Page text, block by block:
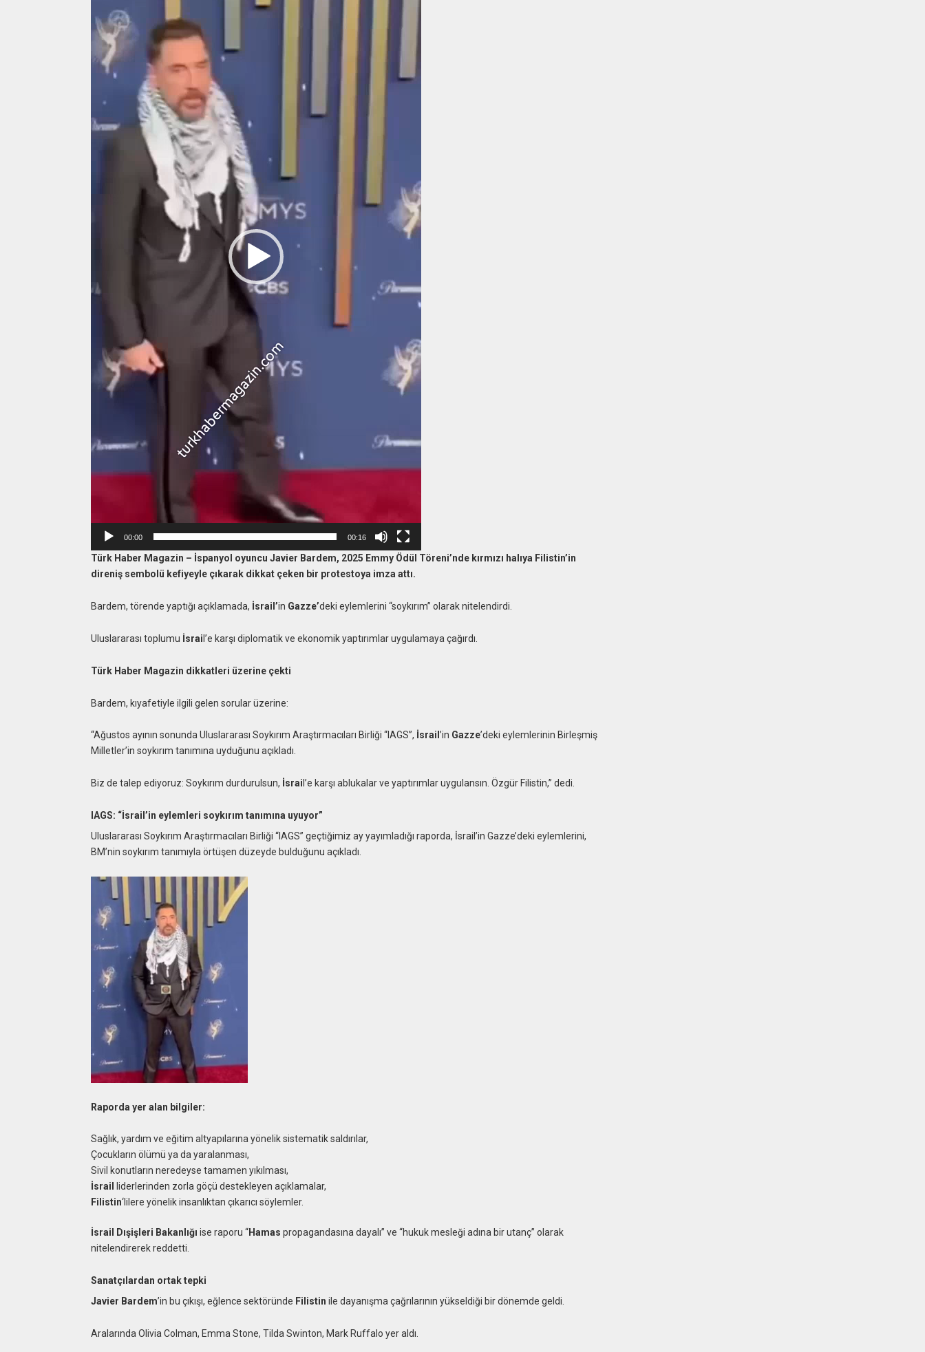
00:00 00:16
Türk Haber Magazin – İspanyol oyuncu Javier Bardem, 2025 Emmy Ödül Töreni’nde kırmızı halıya Filistin’in
direniş sembolü kefiyeyle çıkarak dikkat çeken bir protestoya imza attı.
Bardem, törende yaptığı açıklamada, İsrail’in Gazze’deki eylemlerini “soykırım” olarak nitelendirdi.
Uluslararası toplumu İsrai l’e karşı diplomatik ve ekonomik yaptırımlar uygulamaya çağırdı.
Türk Haber Magazin dikkatleri üzerine çekti
Bardem, kıyafetiyle ilgili gelen sorular üzerine:
“Ağustos ayının sonunda Uluslararası Soykırım Araştırmacıları Birliği “IAGS”, İsrail ’in Gazze’deki eylemlerinin Birleşmiş
Milletler’in soykırım tanımına uyduğunu açıkladı.
Biz de talep ediyoruz: Soykırım durdurulsun, İsrai l’e karşı ablukalar ve yaptırımlar uygulansın. Özgür Filistin,” dedi.
IAGS: “İsrail’in eylemleri soykırım tanımına uyuyor”
Uluslararası Soykırım Araştırmacıları Birliği “IAGS” geçtiğimiz ay yayımladığı raporda, İsrail’in Gazze’deki eylemlerini,
BM’nin soykırım tanımıyla örtüşen düzeyde bulduğunu açıkladı.
Raporda yer alan bilgiler:
Sağlık, yardım ve eğitim altyapılarına yönelik sistematik saldırılar,
Çocukların ölümü ya da yaralanması,
Sivil konutların neredeyse tamamen yıkılması,
İsrail
liderlerinden zorla göçü destekleyen açıklamalar,
Filistin‘lilere yönelik insanlıktan çıkarıcı söylemler.
İsrail Dışişleri Bakanlığı ise raporu “Hamas propagandasına dayalı” ve “hukuk mesleği adına bir utanç” olarak
nitelendirerek reddetti.
Sanatçılardan ortak tepki
Javier Bardem’in bu çıkışı, eğlence sektöründe Filistin ile dayanışma çağrılarının yükseldiği bir dönemde geldi.
Aralarında Olivia Colman, Emma Stone, Tilda Swinton, Mark Ruffalo yer aldı.